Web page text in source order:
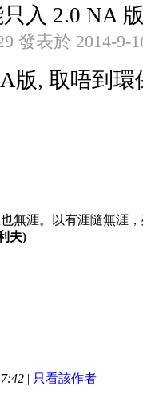
入 2.0 NA
發表於 2014-9-
版, 取唔到
也無涯。以有涯隨無涯
夫)
| 只看該作者